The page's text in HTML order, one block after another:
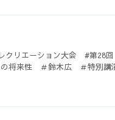
クリエーション大会 #第28
の将来性 ＃鈴木広 ＃特別講